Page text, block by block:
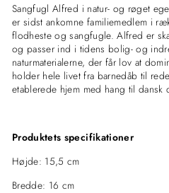
Sangfugl Alfred i natur- og røget
er sidst ankomne familiemedlem i
flodheste og sangfugle. Alfred er
og passer ind i tidens bolig- og
naturmaterialerne, der får lov at
holder hele livet fra barnedåb til
etablerede hjem med hang til dansk
Produktets specifikationer
Højde: 15,5 cm
Bredde: 16 cm